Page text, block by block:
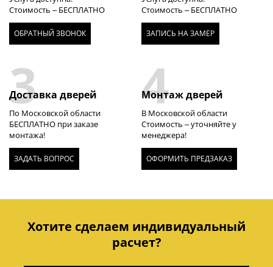
Стоимость – БЕСПЛАТНО
ОБРАТНЫЙ ЗВОНОК
Стоимость – БЕСПЛАТНО
ЗАПИСЬ НА ЗАМЕР
3
Доставка дверей
По Московской области
БЕСПЛАТНО при заказе
монтажа!
ЗАДАТЬ ВОПРОС
4
Монтаж дверей
В Московской области
Стоимость – уточняйте у
менеджера!
ОФОРМИТЬ ПРЕДЗАКАЗ
Хотите сделаем индивидуальный
расчет?